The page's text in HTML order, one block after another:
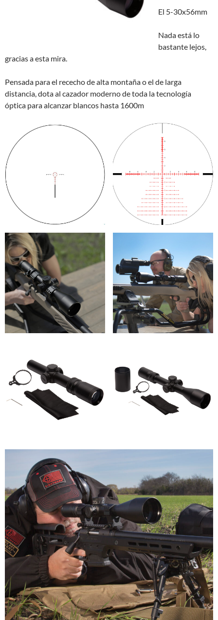
El 5-30x56mm
Nada está lo
bastante lejos,
gracias a esta mira.
Pensada para el rececho de alta montaña o el de larga
distancia, dota al cazador moderno de toda la tecnología
óptica para alcanzar blancos hasta 1600m